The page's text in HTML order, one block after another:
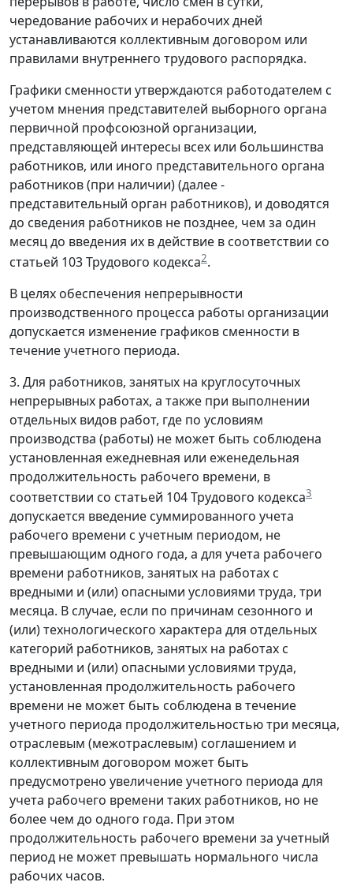
чередование рабочих и нерабочих дней
устанавливаются коллективным договором или
правилами внутреннего трудового распорядка.
Графики сменности утверждаются работодателем с
учетом мнения представителей выборного органа
первичной профсоюзной организации,
представляющей интересы всех или большинства
работников, или иного представительного органа
работников (при наличии) (далее -
представительный орган работников), и доводятся
до сведения работников не позднее, чем за один
месяц до введения их в действие в соответствии со
статьей 103 Трудового кодекса2.
В целях обеспечения непрерывности
производственного процесса работы организации
допускается изменение графиков сменности в
течение учетного периода.
3. Для работников, занятых на круглосуточных
непрерывных работах, а также при выполнении
отдельных видов работ, где по условиям
производства (работы) не может быть соблюдена
установленная ежедневная или еженедельная
продолжительность рабочего времени, в
соответствии со статьей 104 Трудового кодекса3
допускается введение суммированного учета
рабочего времени с учетным периодом, не
превышающим одного года, а для учета рабочего
времени работников, занятых на работах с
вредными и (или) опасными условиями труда, три
месяца. В случае, если по причинам сезонного и
(или) технологического характера для отдельных
категорий работников, занятых на работах с
вредными и (или) опасными условиями труда,
установленная продолжительность рабочего
времени не может быть соблюдена в течение
учетного периода продолжительностью три месяца,
отраслевым (межотраслевым) соглашением и
коллективным договором может быть
предусмотрено увеличение учетного периода для
учета рабочего времени таких работников, но не
более чем до одного года. При этом
продолжительность рабочего времени за учетный
период не может превышать нормального числа
рабочих часов.